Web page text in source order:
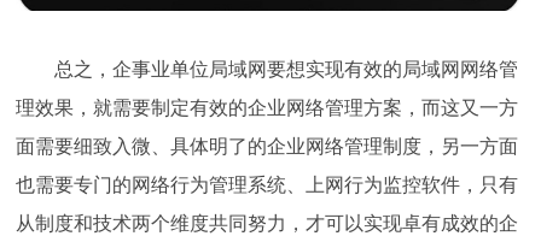
总之，企事业单位局域网要想实现有效的局域网网络管
理效果，就需要制定有效的企业网络管理方案，而这又一方
面需要细致入微、具体明了的企业网络管理制度，另一方面
也需要专门的网络行为管理系统、上网行为监控软件，只有
从制度和技术两个维度共同努力，才可以实现卓有成效的企